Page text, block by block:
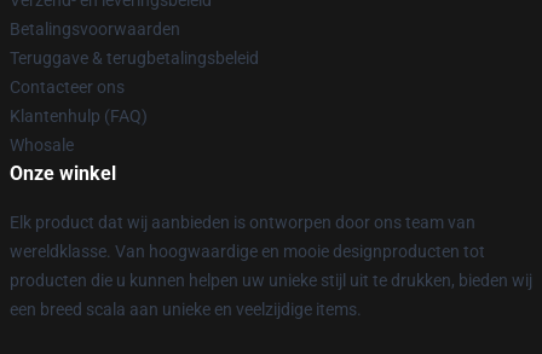
Betalingsvoorwaarden
Teruggave & terugbetalingsbeleid
Contacteer ons
Klantenhulp (FAQ)
Whosale
Onze winkel
Elk product dat wij aanbieden is ontworpen door ons team van
wereldklasse. Van hoogwaardige en mooie designproducten tot
producten die u kunnen helpen uw unieke stijl uit te drukken, bieden wij
een breed scala aan unieke en veelzijdige items.